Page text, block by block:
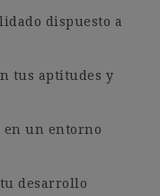
dispuesto a
tus aptitudes y
en un entorno
desarrollo